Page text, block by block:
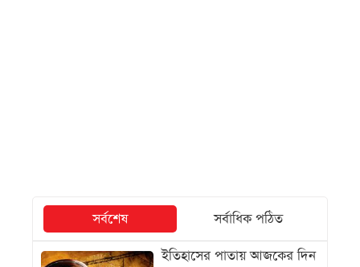
সর্বশেষ
সর্বাধিক পঠিত
ইতিহাসের পাতায় আজকের দিন